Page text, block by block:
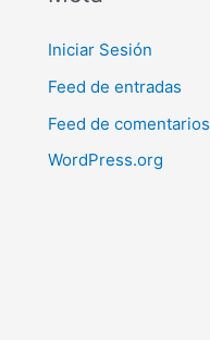
Iniciar Sesión
Feed de entradas
Feed de comentarios
WordPress.org